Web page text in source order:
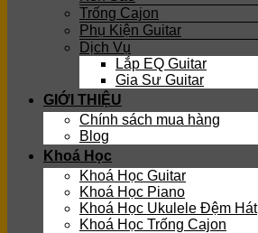
Trống Cajon
Phụ Kiện Guitar
Dịch Vụ
Lắp EQ Guitar
Gia Sư Guitar
GIỚI THIỆU
Chính sách mua hàng
Blog
Khoá Học
Khoá Học Guitar
Khoá Học Piano
Khoá Học Ukulele Đệm Hát
Khoá Học Trống Cajon